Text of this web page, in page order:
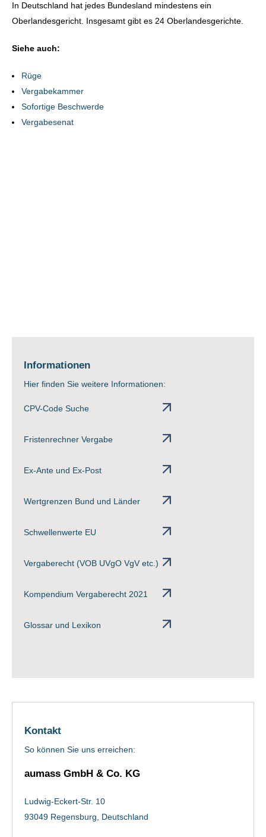
In Deutschland hat jedes Bundesland mindestens ein
Oberlandesgericht. Insgesamt gibt es 24 Oberlandesgerichte.
Siehe auch:
Rüge
Vergabekammer
Sofortige Beschwerde
Vergabesenat
Informationen
Hier finden Sie weitere Informationen:
CPV-Code Suche
Fristenrechner Vergabe
Ex-Ante und Ex-Post
Wertgrenzen Bund und Länder
Schwellenwerte EU
Vergaberecht (VOB UVgO VgV etc.)
Kompendium Vergaberecht 2021
Glossar und Lexikon
Kontakt
So können Sie uns erreichen:
aumass GmbH & Co. KG
Ludwig-Eckert-Str. 10
93049 Regensburg, Deutschland